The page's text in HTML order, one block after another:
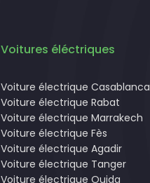
Voitures éléctriques
Voiture électrique Casablanca
Voiture électrique Rabat
Voiture électrique Marrakech
Voiture électrique Fès
Voiture électrique Agadir
Voiture électrique Tanger
Voiture électrique Oujda